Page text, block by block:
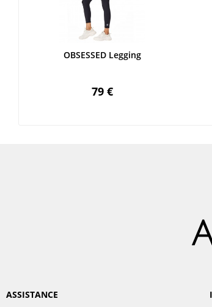
OBSESSED Legging
79 €
ASSISTANCE